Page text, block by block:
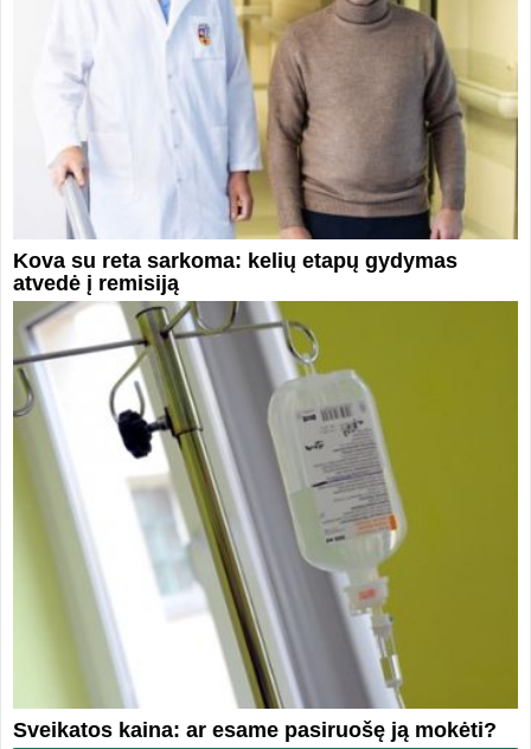
Kova su reta sarkoma: kelių etapų gydymas
atvedė į remisiją
Sveikatos kaina: ar esame pasiruošę ją mokėti?